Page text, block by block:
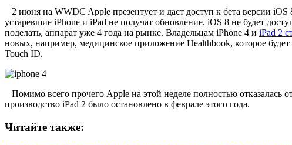
2 июня на WWDC Apple презентует и даст доступ к бета версии
устаревшие iPhone и iPad не получат обновление. iOS 8 не будет
поделать, аппарат уже 4 года на рынке. Владельцам iPhone 4 и iPad 2
новых, например, медицинское приложение Healthbook, которое
Touch ID.
Помимо всего прочего Apple на этой неделе полностью отказалась
производство iPad 2 было остановлено в феврале этого года.
Читайте также: